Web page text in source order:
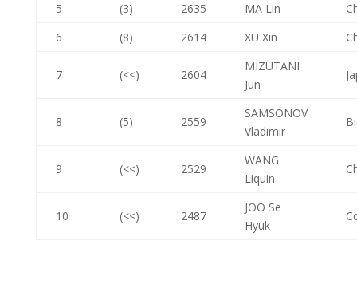
5
(3) 2635 MA Lin
6
(8) 2614 XU Xin
7 (<<) 2604
MIZUTANI
Jun
8 (5) 2559
SAMSONOV
Vladimir
9 (<<) 2529
WANG
Liquin
10 (<<) 2487
JOO Se
Hyuk